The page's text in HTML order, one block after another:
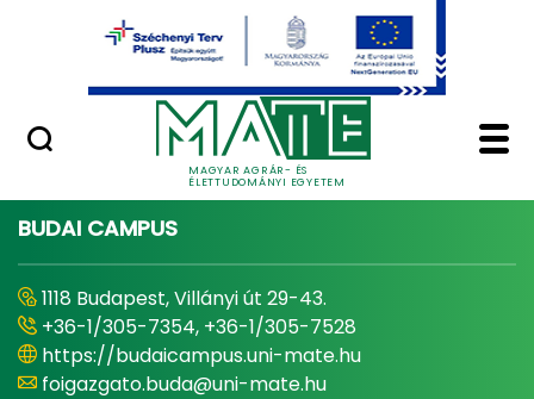
Ugrás a fő tartalomhoz
MAGYAR AGRÁR- ÉS
ÉLETTUDOMÁNYI EGYETEM
Minőségügy
Home - Magyar
BUDAI CAMPUS
1118 Budapest, Villányi út 29-43.
+36-1/305-7354, +36-1/305-7528
https://budaicampus.uni-mate.hu
foigazgato.buda@uni-mate.hu